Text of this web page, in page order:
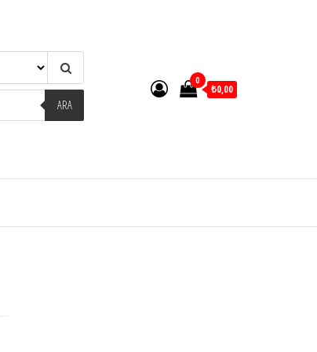
ARA
0
₺0,00